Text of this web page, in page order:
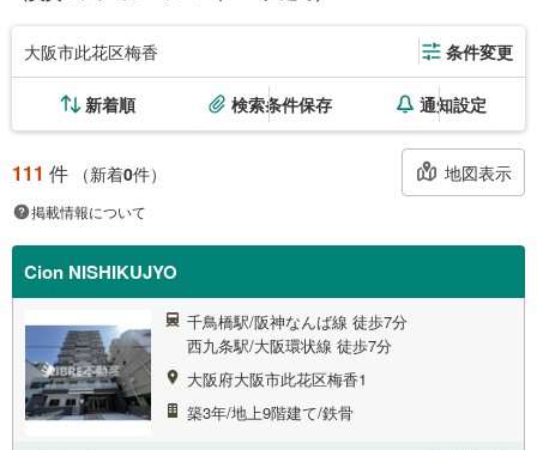
大阪市此花区梅香 条件変更
新着順 検索条件保存 通知設定
111 件 （新着0件） 地図表示
掲載情報について
Cion NISHIKUJYO
千鳥橋駅/阪神なんば線 徒歩7分
西九条駅/大阪環状線 徒歩7分
大阪府大阪市此花区梅香1
築3年/地上9階建て/鉄骨